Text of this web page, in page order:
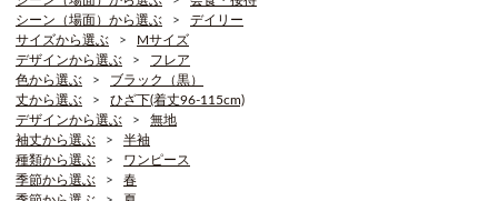
シーン（場面）から選ぶ
デイリー
サイズから選ぶ
Mサイズ
デザインから選ぶ
フレア
色から選ぶ
ブラック（黒）
丈から選ぶ
ひざ下(着丈96-115cm)
デザインから選ぶ
無地
袖丈から選ぶ
半袖
種類から選ぶ
ワンピース
季節から選ぶ
春